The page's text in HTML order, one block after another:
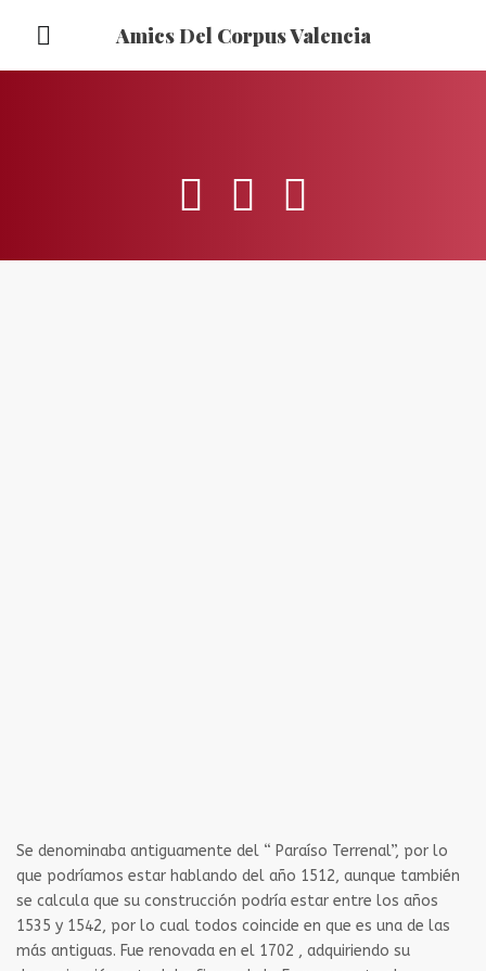
Amics Del Corpus Valencia
Se denominaba antiguamente del “ Paraíso Terrenal”, por lo
que podríamos estar hablando del año 1512, aunque también
se calcula que su construcción podría estar entre los años
1535 y 1542, por lo cual todos coincide en que es una de las
más antiguas. Fue renovada en el 1702 , adquiriendo su